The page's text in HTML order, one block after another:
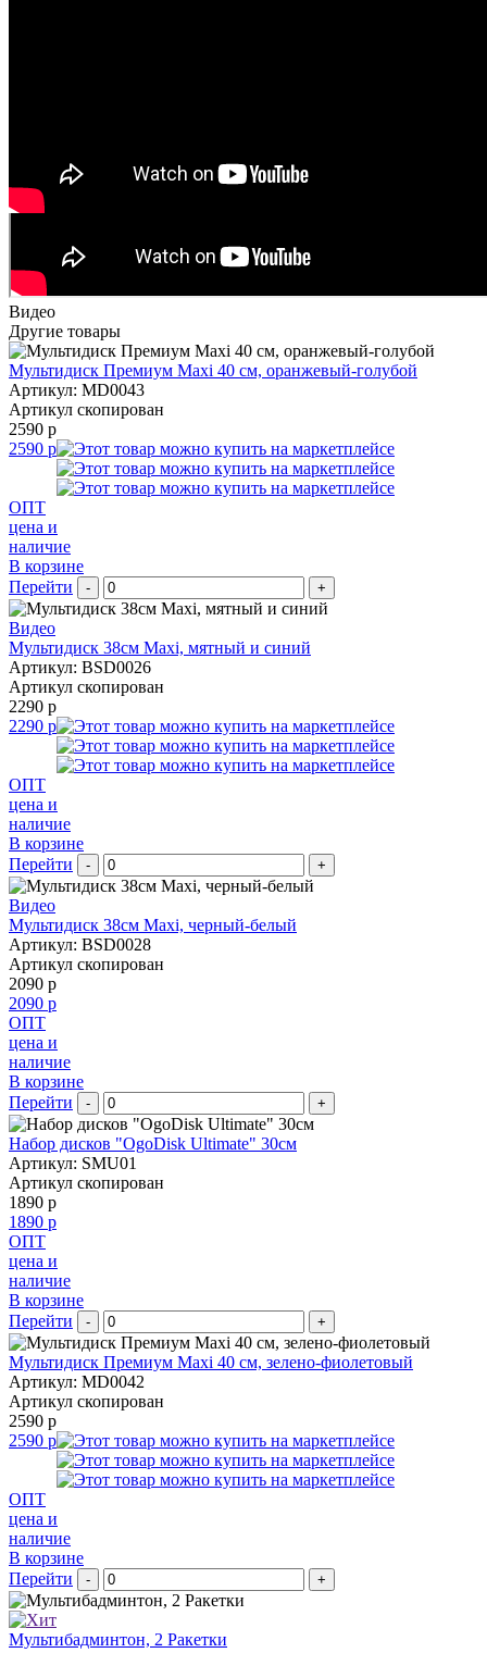
Видео
Другие товары
Мультидиск Премиум Maxi 40 см, оранжевый-голубой
Артикул: MD0043
Артикул скопирован
2590 р
2590 р
ОПТ
цена и
наличие
В корзине
Перейти
- +
Видео
Мультидиск 38см Maxi, мятный и синий
Артикул: BSD0026
Артикул скопирован
2290 р
2290 р
ОПТ
цена и
наличие
В корзине
Перейти
- +
Видео
Мультидиск 38см Maxi, черный-белый
Артикул: BSD0028
Артикул скопирован
2090 р
2090 р
ОПТ
цена и
наличие
В корзине
Перейти
- +
Набор дисков "OgoDisk Ultimate" 30см
Артикул: SMU01
Артикул скопирован
1890 р
1890 р
ОПТ
цена и
наличие
В корзине
Перейти
- +
Мультидиск Премиум Maxi 40 см, зелено-фиолетовый
Артикул: MD0042
Артикул скопирован
2590 р
2590 р
ОПТ
цена и
наличие
В корзине
Перейти
- +
Мультибадминтон, 2 Ракетки